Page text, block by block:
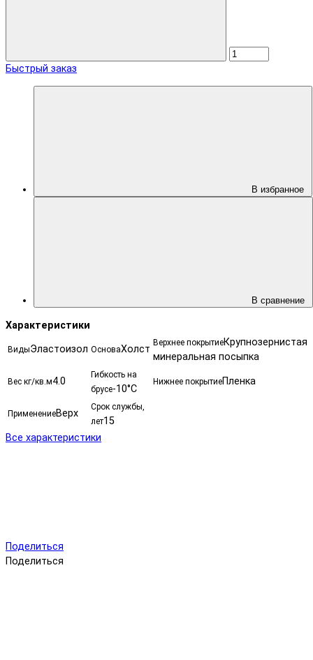
Быстрый заказ
В избранное
В сравнение
Характеристики
ВидыЭластоизол ОсноваХолст
Верхнее покрытиеКрупнозернистая
минеральная посыпка
Вес кг/кв.м4.0
Гибкость на
брусе-10°С
Нижнее покрытиеПленка
ПрименениеВерх
Срок службы,
лет15
Все характеристики
Поделиться
Поделиться